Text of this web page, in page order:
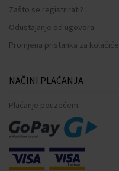
Zašto se registrirati?
Odustajanje od ugovora
Promjena pristanka za kolačiće
NAČINI PLAĆANJA
Plaćanje pouzećem